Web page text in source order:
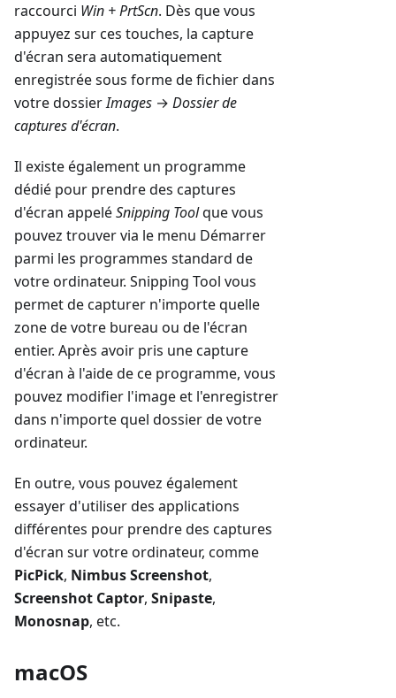
raccourci Win + PrtScn. Dès que vous
appuyez sur ces touches, la capture
d'écran sera automatiquement
enregistrée sous forme de fichier dans
votre dossierImages → Dossier de
captures d'écran.
Il existe également un programme
dédié pour prendre des captures
d'écran appeléSnipping Toolque vous
pouvez trouver via le menu Démarrer
parmi les programmes standard de
votre ordinateur. Snipping Tool vous
permet de capturer n'importe quelle
zone de votre bureau ou de l'écran
entier. Après avoir pris une capture
d'écran à l'aide de ce programme, vous
pouvez modifier l'image et l'enregistrer
dans n'importe quel dossier de votre
ordinateur.
En outre, vous pouvez également
essayer d'utiliser des applications
différentes pour prendre des captures
d'écran sur votre ordinateur, comme
PicPick, Nimbus Screenshot,
Screenshot Captor, Snipaste,
Monosnap, etc.
macOS